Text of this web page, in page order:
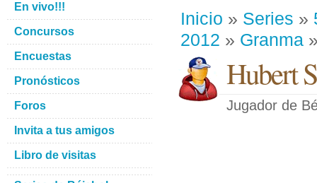
Inicio » Series »
2012 » Granma
Hubert
Jugador de
En vivo!!!
Concursos
Encuestas
Pronósticos
Foros
Invita a tus amigos
Libro de visitas